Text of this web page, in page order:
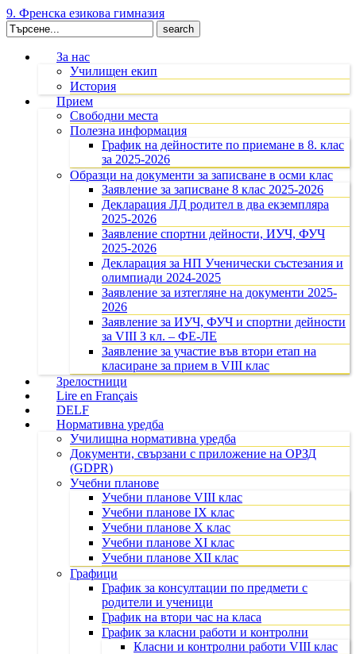
9. Френска езикова гимназия
Search
for:
За нас
Училищен екип
История
Прием
Свободни места
Полезна информация
График на дейностите по приемане в 8. клас
за 2025-2026
Образци на документи за записване в осми клас
Заявление за записване 8 клас 2025-2026
Декларация ЛД родител в два екземпляра
2025-2026
Заявление спортни дейности, ИУЧ, ФУЧ
2025-2026
Декларация за НП Ученически състезания и
олимпиади 2024-2025
Заявление за изтегляне на документи 2025-
2026
Заявление за ИУЧ, ФУЧ и спортни дейности
за VIII З кл. – ФЕ-ЛЕ
Заявление за участие във втори етап на
класиране за прием в VIII клас
Зрелостници
Lire en Français
DELF
Нормативна уредба
Училищна нормативна уредба
Документи, свързани с приложение на ОРЗД
(GDPR)
Учебни планове
Учебни планове VIII клас
Учебни планове IX клас
Учебни планове X клас
Учебни планове XI клас
Учебни планове XII клас
Графици
График за консултации по предмети с
родители и ученици
График на втори час на класа
График за класни работи и контролни
Класни и контролни работи VIII клас